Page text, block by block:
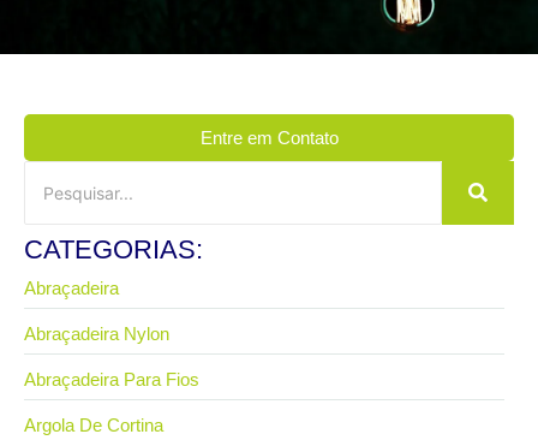
Entre em Contato
CATEGORIAS:
Abraçadeira
Abraçadeira Nylon
Abraçadeira Para Fios
Argola De Cortina